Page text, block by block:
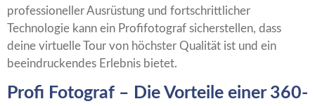
professioneller Ausrüstung und fortschrittlicher
Technologie kann ein Profifotograf sicherstellen, dass
deine virtuelle Tour von höchster Qualität ist und ein
beeindruckendes Erlebnis bietet.
Profi Fotograf – Die Vorteile einer 360-